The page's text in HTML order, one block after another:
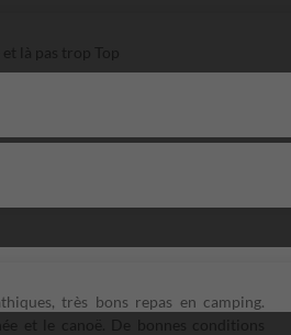
très bons repas en camping.